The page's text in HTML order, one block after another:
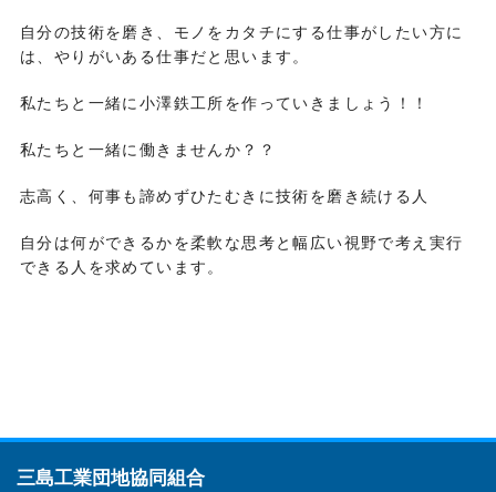
自分の技術を磨き、モノをカタチにする仕事がしたい方に
は、やりがいある仕事だと思います。
私たちと一緒に小澤鉄工所を作っていきましょう！！
私たちと一緒に働きませんか？？
志高く、何事も諦めずひたむきに技術を磨き続ける人
自分は何ができるかを柔軟な思考と幅広い視野で考え実行
できる人を求めています。
三島工業団地協同組合